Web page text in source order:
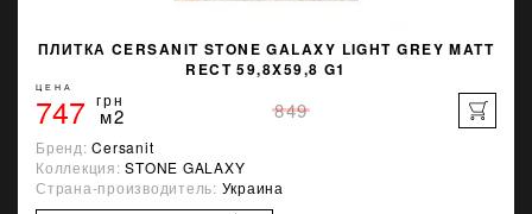
ПЛИТКА CERSANIT STONE GALAXY LIGHT GREY MATT
RECT 59,8X59,8 G1
ЦЕНА
747 грн
м2 849
Бренд:Cersanit
Коллекция:STONE GALAXY
Страна-производитель: Украина